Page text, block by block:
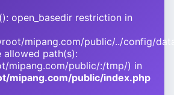
open_basedir restriction in
mipang.com/public/../config/
path(s):
mipang.com/public/:/tmp/) in
mipang.com/public/index.php